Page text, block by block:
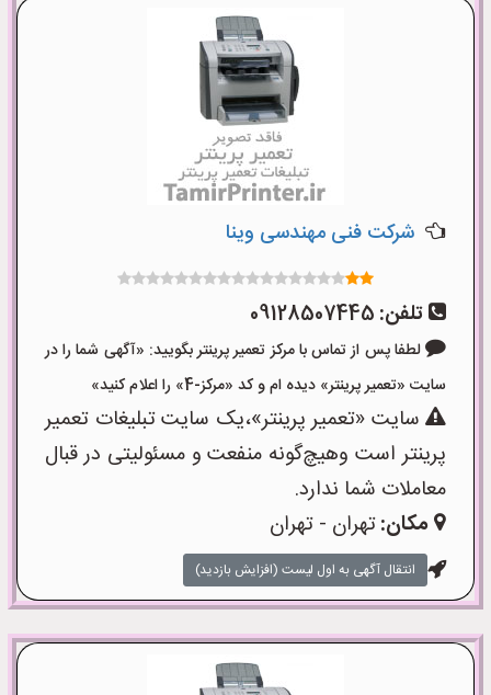
شرکت فنی مهندسی وینا
تلفن: 09128507445
لطفا پس از تماس با مرکز تعمیر پرینتر بگویید: «آگهی شما را در
سایت «تعمیر پرینتر» دیده ام و کد «مرکز-4» را اعلام کنید»
سایت «تعمیر پرینتر»،یک سایت تبلیغات تعمیر
پرینتر است وهیچ‌گونه منفعت و مسئولیتی در قبال
معاملات شما ندارد.
مکان:تهران - تهران
انتقال آگهی به اول لیست (افزایش بازدید)